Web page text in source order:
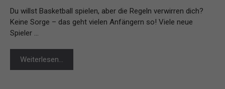
Du willst Basketball spielen, aber die Regeln verwirren dich?
Keine Sorge – das geht vielen Anfängern so! Viele neue
Spieler …
Weiterlesen…